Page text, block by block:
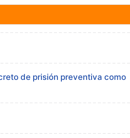
de prisión preventiva como